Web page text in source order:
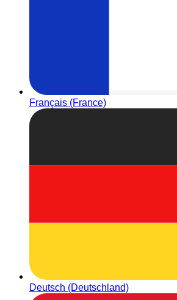
Français (France)
Deutsch (Deutschland)